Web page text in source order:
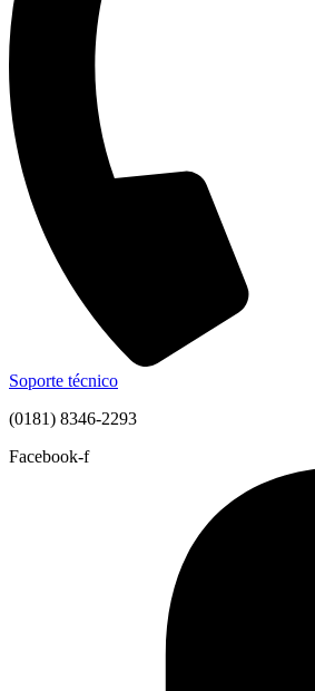
Soporte técnico
(0181) 8346-2293
Facebook-f